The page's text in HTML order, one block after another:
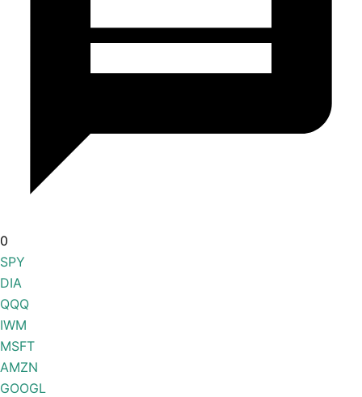
0
SPY
DIA
QQQ
IWM
MSFT
AMZN
GOOGL